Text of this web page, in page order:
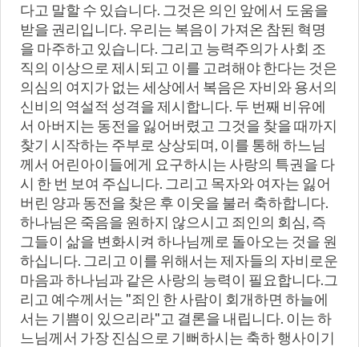
다고 말할 수 있습니다. 그것은 의인 앞에서 도움을
받을 권리입니다. 우리는 복음이 가져온 참된 혁명
을 마주하고 있습니다. 그리고 능력주의가 사회 조
직의 이상으로 제시되고 이를 고려해야 한다는 것은
의심의 여지가 없는 세상에서 복음은 자비와 용서의
신비의 역설적 성격을 제시합니다. 두 번째 비유에
서 아버지는 동전을 잃어버렸고 그것을 찾을 때까지
찾기 시작하는 주부로 상상되며, 이를 통해 하느님
께서 어린아이들에게 요구하시는 사랑의 특권을 다
시 한 번 보여 주십니다. 그리고 목자와 여자는 잃어
버린 양과 동전을 찾은 후 이웃을 불러 축하합니다.
하나님은 죽음을 원하지 않으시고 죄인의 회심, 즉
그들이 삶을 변화시켜 하나님께로 돌아오는 것을 원
하십니다. 그리고 이를 위해서는 제자들의 자비로운
마음과 하나님과 같은 사랑의 능력이 필요합니다.그
리고 예수께서는 "죄인 한 사람이 회개하면 하늘에
서는 기쁨이 있으리라"고 결론을 내립니다. 이는 하
느님께서 가장 진심으로 기뻐하시는 축하 행사이기